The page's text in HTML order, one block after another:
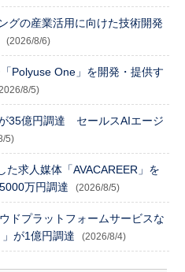
グの産業活用に向けた技術開発
(2026/8/6)
Polyuse One」を開発・提供す
8/5)
が35億円調達 セールスAIエージ
5)
た求人媒体「AVACAREER」を
万円調達
(2026/8/5)
ドプラットフォームサービスな
が1億円調達
(2026/8/4)